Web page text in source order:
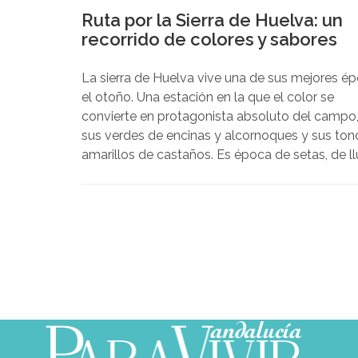
Huelva, encabezada por su presidente José
Vázquez García, dando así continuidad al
mantenimiento y potenciación de la relación
conjunta que mantienen ambas entidades.
Ruta por la Sierra de Huelva: un
recorrido de colores y sabores
La sierra de Huelva vive una de sus mejores
el otoño. Una estación en la que el color se
convierte en protagonista absoluto del
sus verdes de encinas y alcornoques y sus
amarillos de castaños. Es época de setas, de